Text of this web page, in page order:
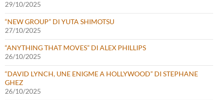
29/10/2025
“NEW GROUP” DI YUTA SHIMOTSU
27/10/2025
“ANYTHING THAT MOVES” DI ALEX PHILLIPS
26/10/2025
“DAVID LYNCH, UNE ENIGME A HOLLYWOOD” DI STEPHANE
GHEZ
26/10/2025